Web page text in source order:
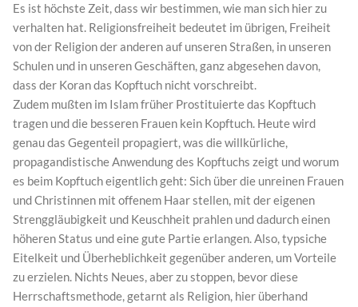
Es ist höchste Zeit, dass wir bestimmen, wie man sich hier zu
verhalten hat. Religionsfreiheit bedeutet im übrigen, Freiheit
von der Religion der anderen auf unseren Straßen, in unseren
Schulen und in unseren Geschäften, ganz abgesehen davon,
dass der Koran das Kopftuch nicht vorschreibt.
Zudem mußten im Islam früher Prostituierte das Kopftuch
tragen und die besseren Frauen kein Kopftuch. Heute wird
genau das Gegenteil propagiert, was die willkürliche,
propagandistische Anwendung des Kopftuchs zeigt und worum
es beim Kopftuch eigentlich geht: Sich über die unreinen Frauen
und Christinnen mit offenem Haar stellen, mit der eigenen
Strenggläubigkeit und Keuschheit prahlen und dadurch einen
höheren Status und eine gute Partie erlangen. Also, typsiche
Eitelkeit und Überheblichkeit gegenüber anderen, um Vorteile
zu erzielen. Nichts Neues, aber zu stoppen, bevor diese
Herrschaftsmethode, getarnt als Religion, hier überhand